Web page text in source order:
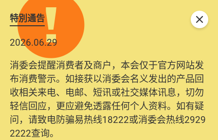
特別通告
2026.06.29
消委会提醒消费者及商户，本会仅于官方网站发
布消费警示。如接获以消委会名义发出的产品回
收相关来电、电邮、短讯或社交媒体讯息，切勿
轻信回应，更应避免透露任何个人资料。如有疑
问，请致电防骗易热线18222或消委会热线2929
2222查询。
关闭